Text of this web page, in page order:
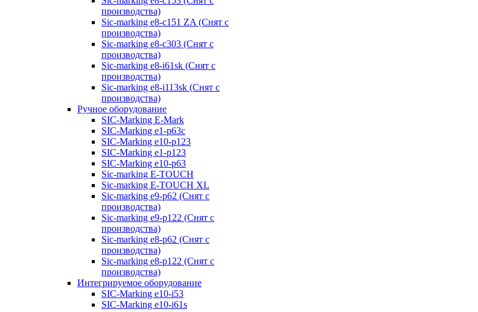
производства)
Sic-marking e8-c151 ZA (Снят с
производства)
Sic-marking e8-c303 (Снят с
производства)
Sic-marking e8-i61sk (Снят с
производства)
Sic-marking e8-i113sk (Снят с
производства)
Ручное оборудование
SIC-Marking E-Mark
SIC-Marking e1-p63с
SIC-Marking e10-p123
SIC-Marking e1-p123
SIC-Marking e10-p63
Sic-marking E-TOUCH
Sic-marking E-TOUCH XL
Sic-marking e9-p62 (Снят с
производства)
Sic-marking e9-p122 (Снят с
производства)
Sic-marking e8-p62 (Снят с
производства)
Sic-marking e8-p122 (Снят с
производства)
Интегрируемое оборудование
SIC-Marking e10-i53
SIC-Marking e10-i61s